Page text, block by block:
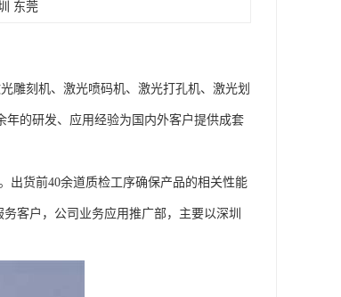
东莞
雕刻机、激光喷码机、激光打孔机、激光划
年的研发、应用经验为国内外客户提供成套
出货前40余道质检工序确保产品的相关性能
客户，公司业务应用推广部，主要以深圳